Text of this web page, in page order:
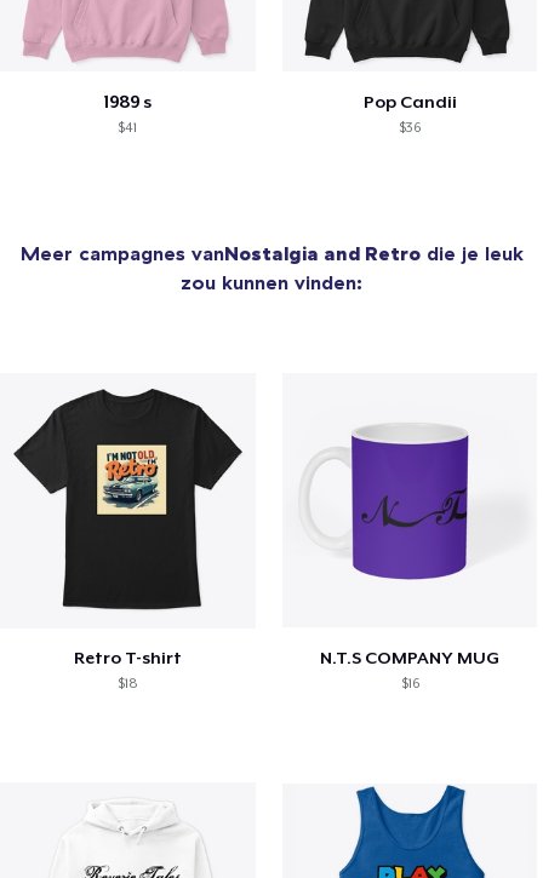
1989 s
$41
Pop Candii
$36
Meer campagnes vanNostalgia and Retrodie je leuk
zou kunnen vinden:
Retro T-shirt
$18
N.T.S COMPANY MUG
$16